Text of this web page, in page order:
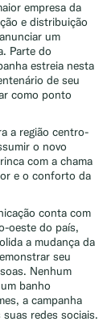
empresa da
e distribuição
um
Parte do
estreia nesta
de seu
como ponto
a região centro-
o novo
com a chama
e o conforto da
conta com
oeste do país,
a mudança da
seu
Nenhum
banho
a campanha
redes sociais.